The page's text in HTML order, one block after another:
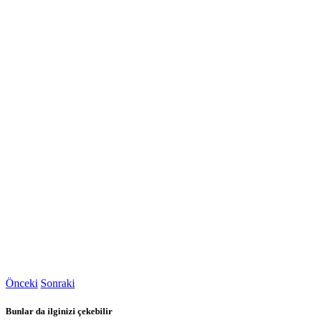
Önceki Sonraki
Bunlar da ilginizi çekebilir